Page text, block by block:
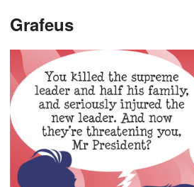
Grafeus